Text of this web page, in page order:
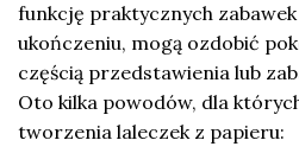
funkcję praktycznych
ukończeniu, mogą ozdobić
częścią przedstawienia lub
Oto kilka powodów, dla
tworzenia laleczek z papieru: